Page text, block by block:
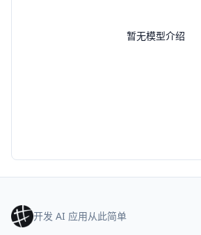
暂无模型介绍
开发 AI 应用从此简单